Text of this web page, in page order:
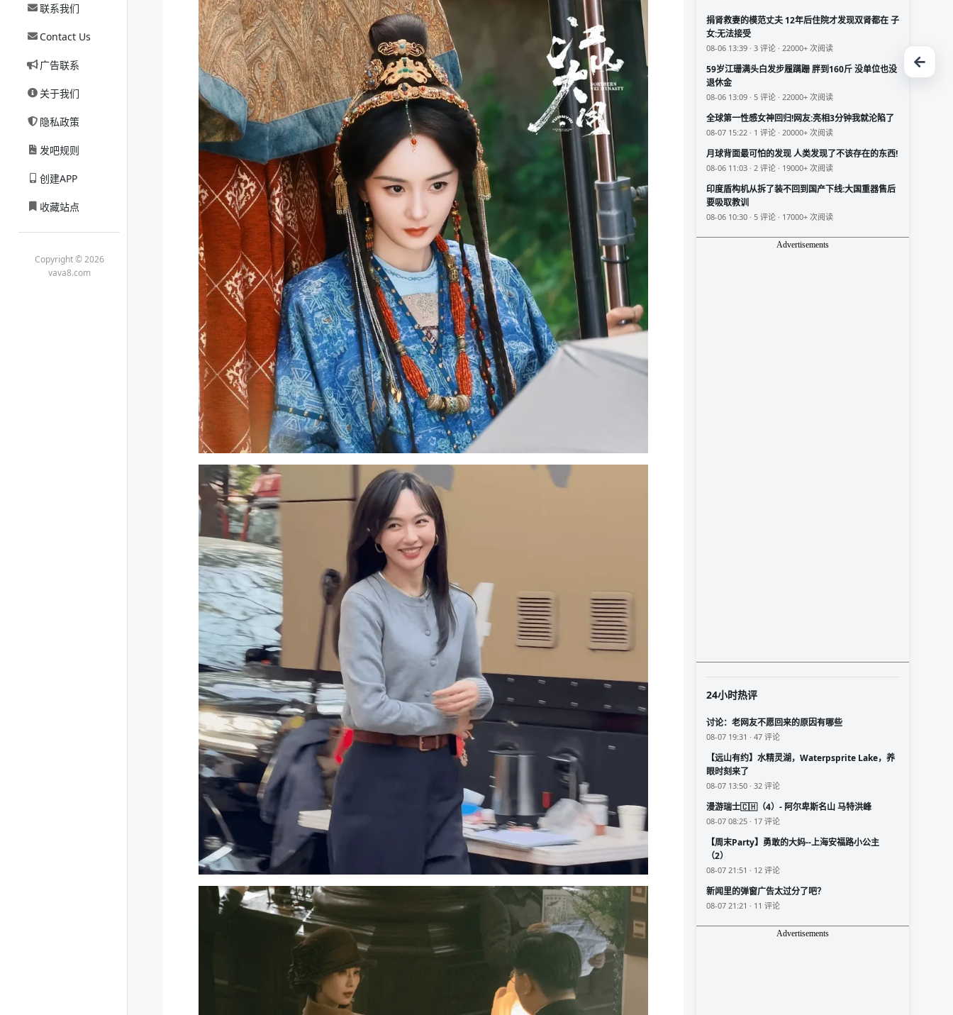
联系我们
Contact Us
广告联系
关于我们
隐私政策
发吧规则
创建APP
收藏站点
Copyright © 2026
vava8.com
捐肾救妻的模范丈夫 12年后住院才发现双肾都在 子
女:无法接受
08-06 13:39 · 3 评论 · 22000+ 次阅读
59岁江珊满头白发步履蹒跚 胖到160斤 没单位也没
退休金
08-06 13:09 · 5 评论 · 22000+ 次阅读
全球第一性感女神回归!网友:亮相3分钟我就沦陷了
08-07 15:22 · 1 评论 · 20000+ 次阅读
月球背面最可怕的发现 人类发现了不该存在的东西!
08-06 11:03 · 2 评论 · 19000+ 次阅读
印度盾构机从拆了装不回到国产下线:大国重器售后
要吸取教训
08-06 10:30 · 5 评论 · 17000+ 次阅读
Advertisements
24小时热评
讨论：老网友不愿回来的原因有哪些
08-07 19:31 · 47 评论
【远山有约】水精灵湖，Waterpsprite Lake，养
眼时刻来了
08-07 13:50 · 32 评论
漫游瑞士🇨🇭（4）- 阿尔卑斯名山 马特洪峰
08-07 08:25 · 17 评论
【周末Party】勇敢的大妈--上海安福路小公主
（2）
08-07 21:51 · 12 评论
新闻里的弹窗广告太过分了吧？
08-07 21:21 · 11 评论
Advertisements